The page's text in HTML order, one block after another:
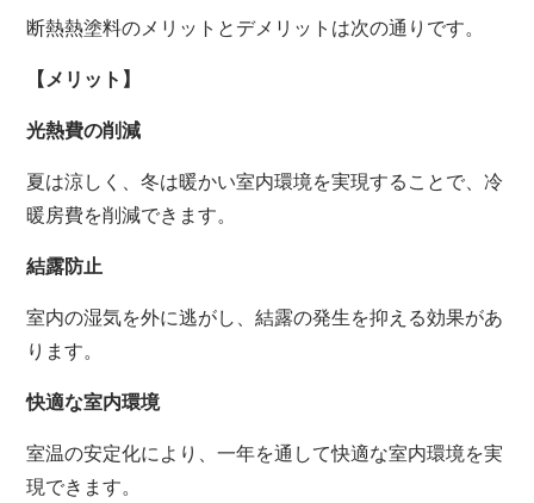
断熱熱塗料のメリットとデメリットは次の通りです。
【メリット】
光熱費の削減
夏は涼しく、冬は暖かい室内環境を実現することで、冷
暖房費を削減できます。
結露防止
室内の湿気を外に逃がし、結露の発生を抑える効果があ
ります。
快適な室内環境
室温の安定化により、一年を通して快適な室内環境を実
現できます。